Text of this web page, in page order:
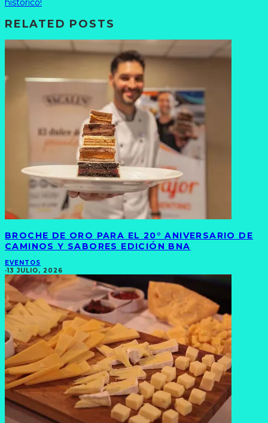
histórico!
RELATED POSTS
BROCHE DE ORO PARA EL 20° ANIVERSARIO DE
CAMINOS Y SABORES EDICIÓN BNA
EVENTOS
·13 JULIO, 2026